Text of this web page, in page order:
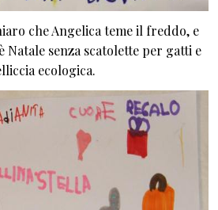
che Angelica teme il freddo, e
Natale senza scatolette per gatti e
ecologica.